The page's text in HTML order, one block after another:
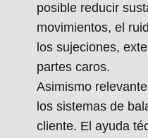
posible reducir
movimientos, el
los sujeciones,
partes caros.
Asimismo
los sistemas de
cliente. El ayuda